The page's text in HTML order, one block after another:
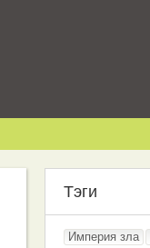
Тэги
Империя зла